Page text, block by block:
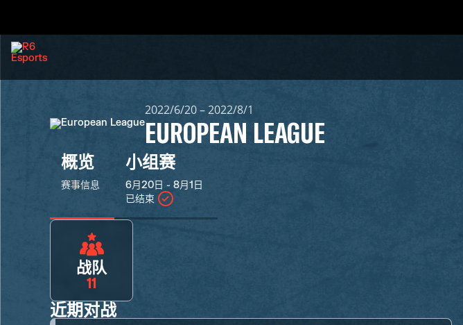
2022/6/20 – 2022/8/1
EUROPEAN LEAGUE
概览
赛事信息
小组赛
6月20日 - 8月1日
已结束
战队
11
近期对战